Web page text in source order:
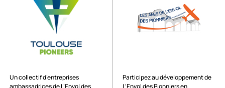
Un collectif d’entreprises
Participez au développement de